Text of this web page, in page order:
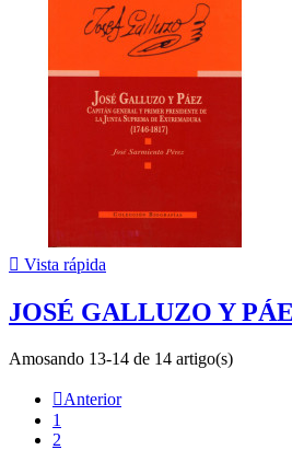
 Vista rápida
JOSÉ GALLUZO Y
Amosando 13-14 de 14 artigo(s)
Anterior
1
2